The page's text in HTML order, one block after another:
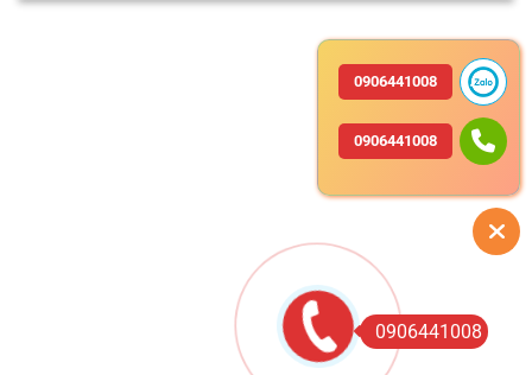
0906441008
0906441008
0906441008